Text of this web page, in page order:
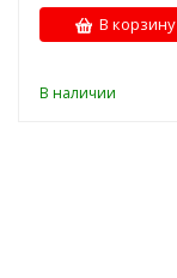
В корзину
В наличии